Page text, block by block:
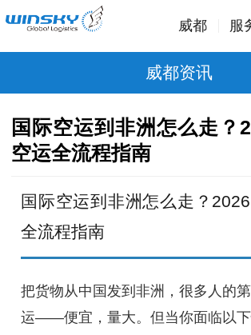
威都 服
威都资讯
国际空运到非洲怎么走？
空运全流程指南
国际空运到非洲怎么走？
全流程指南
把货物从中国发到非洲，很多人的
运——便宜，量大。但当你面临以